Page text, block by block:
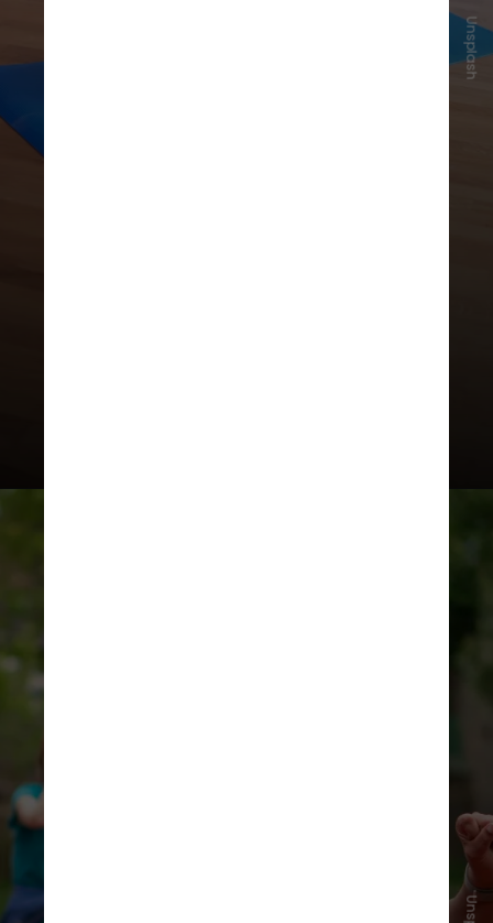
Unsplash